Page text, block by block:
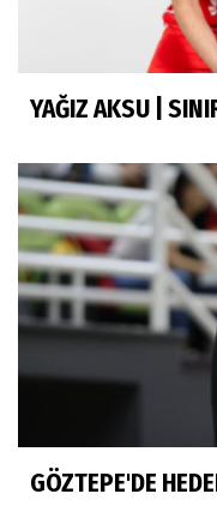
TBL'YE
İhsan
İyi ki...
Batur Abi
Murat
Herkesin
YAĞIZ AKSU |
GÖZTEPE'DE